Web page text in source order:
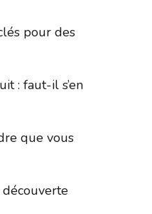
pour des
: faut-il s’en
que vous